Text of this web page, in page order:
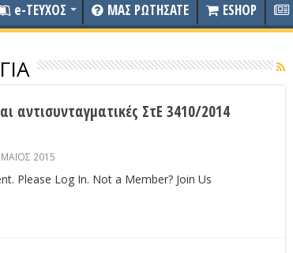
e-ΤΕΥΧΟΣ ΜΑΣ ΡΩΤΗΣΑΤΕ ESHOP
αντισυνταγματικές ΣτΕ 3410/2014
ΜΑΪΟΣ 2015
Please Log In. Not a Member? Join Us